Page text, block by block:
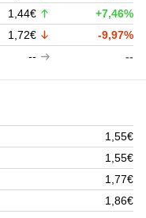
1,44€
+7,46%
1,72€
-9,97%
-- --
1,55€
1,55€
1,77€
1,86€